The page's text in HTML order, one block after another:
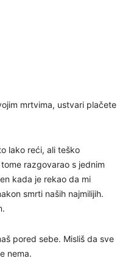
mrtvima, ustvari plačete
lako reći, ali teško
razgovarao s jednim
kada je rekao da mi
smrti naših najmilijih.
pored sebe. Misliš da sve
nema.